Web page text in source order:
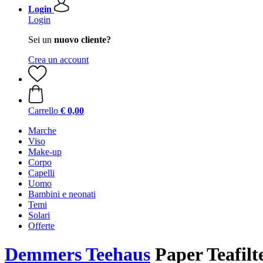
Login
Login
Sei un nuovo cliente?
Crea un account
Carrello € 0,00
Marche
Viso
Make-up
Corpo
Capelli
Uomo
Bambini e neonati
Temi
Solari
Offerte
Demmers Teehaus Paper